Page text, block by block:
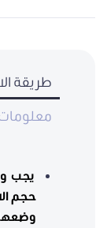
طريقة
يجب
حجم